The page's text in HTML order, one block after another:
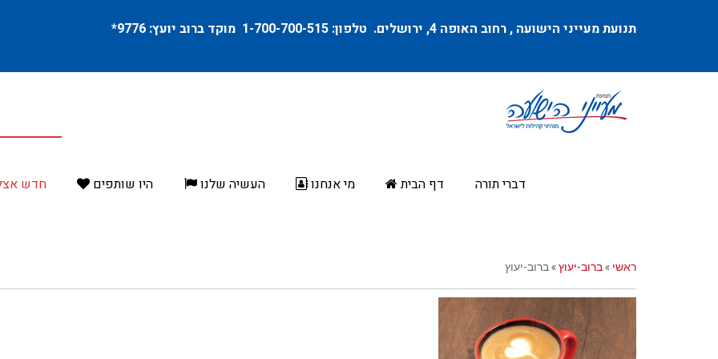
תנועת מעייני הישועה ,רחוב האופה 4 , ירושלים. טלפון: מוקד ברוב יועץ: 9776
*
דברי תורה דף הבית מי אנחנו העשיה שלנו היו שותפים חדש
ראשי »ברוב-יעוץ»ברוב-יעוץ